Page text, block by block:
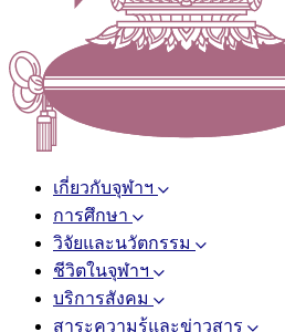
เกี่ยวกับจุฬาฯ
การศึกษา
วิจัยและนวัตกรรม
ชีวิตในจุฬาฯ
บริการสังคม
สาระความรู้และข่าวสาร